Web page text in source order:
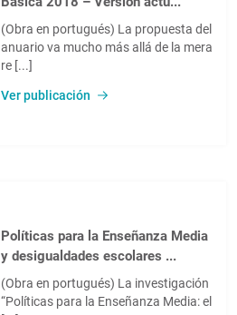
(Obra en portugués) La propuesta del
anuario va mucho más allá de la mera
re [...]
Ver publicación
Políticas para la Enseñanza Media
y desigualdades escolares ...
(Obra en portugués) La investigación
“Políticas para la Enseñanza Media: el